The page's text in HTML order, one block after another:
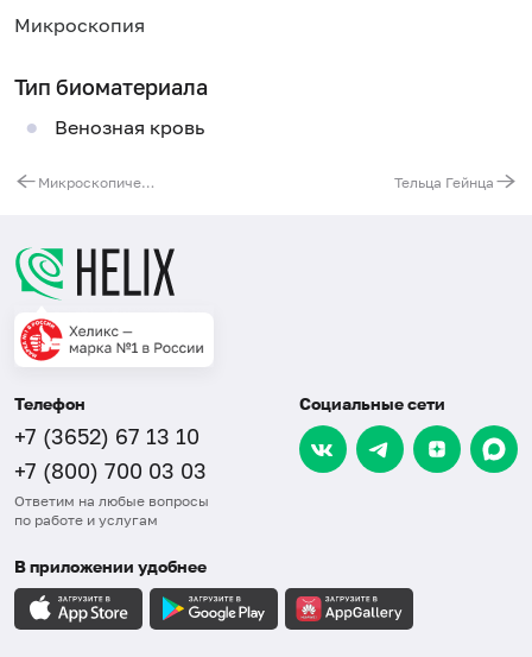
Микроскопия
Тип биоматериала
Венозная кровь
Микроскопическое исследование на наличие клещей рода демодекс (Demodex spp. ) Тельца Гейнца
Телефон
+7 (3652) 67 13 10
+7 (800) 700 03 03
Ответим на любые вопросы
по работе и услугам
Социальные сети
В приложении удобнее